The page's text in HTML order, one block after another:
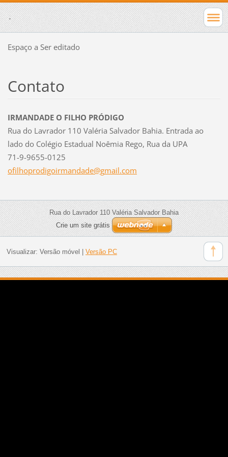
.
Espaço a Ser editado
Contato
IRMANDADE O FILHO PRÓDIGO
Rua do Lavrador 110 Valéria Salvador Bahia. Entrada ao
lado do Colégio Estadual Noêmia Rego, Rua da UPA
71-9-9655-0125
ofilhoprodigoirmandade@gmail.com
Rua do Lavrador 110 Valéria Salvador Bahia
Crie um site grátis
Visualizar: Versão móvel Versão PC